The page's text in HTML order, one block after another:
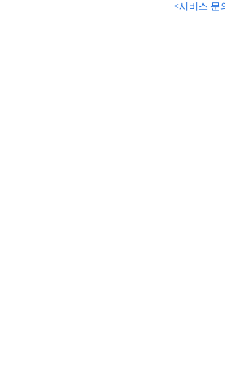
<서비스 문